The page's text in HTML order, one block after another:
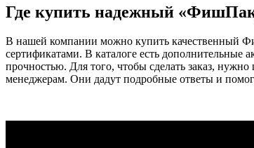
Где купить надежный
В нашей компании можно купить качественный
сертификатами. В каталоге есть
прочностью. Для того, чтобы сделать заказ,
менеджерам. Они дадут подробные ответы и